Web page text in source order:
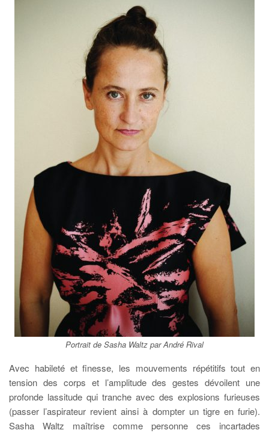
Portrait de Sasha Waltz par André Rival
Avec habileté et finesse, les mouvements répétitifs tout en
tension des corps et l’amplitude des gestes dévoilent une
profonde lassitude qui tranche avec des explosions furieuses
(passer l’aspirateur revient ainsi à dompter un tigre en furie).
Sasha Waltz maîtrise comme personne ces incartades